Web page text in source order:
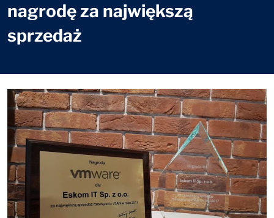
nagrodę za największą
sprzedaż